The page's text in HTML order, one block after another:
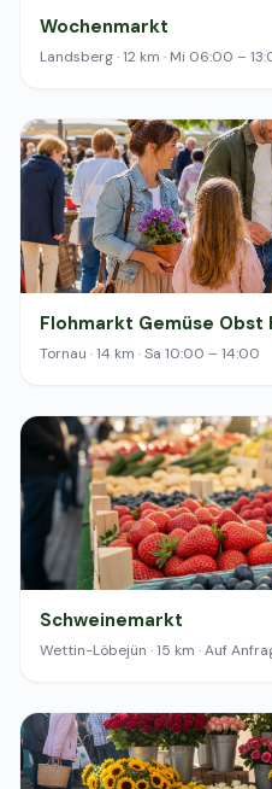
Wochenmarkt
Landsberg · 12 km · Mi 06:00 –
Flohmarkt Gemüse Obst
Tornau · 14 km · Sa 10:00 – 14:00
Schweinemarkt
Wettin-Löbejün · 15 km · Auf